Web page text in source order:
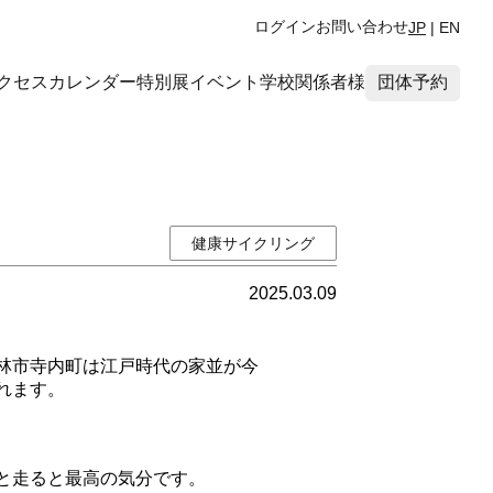
ログインお問い合わせJP | EN
セス カレンダー特別展イベント 学校関係者様 団体予約
健康サイクリング
2025.03.09
市寺内町は江戸時代の家並が今
す。
ると最高の気分です。